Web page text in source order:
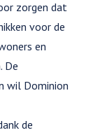
zorgen dat
voor de
en
De
wil Dominion
de